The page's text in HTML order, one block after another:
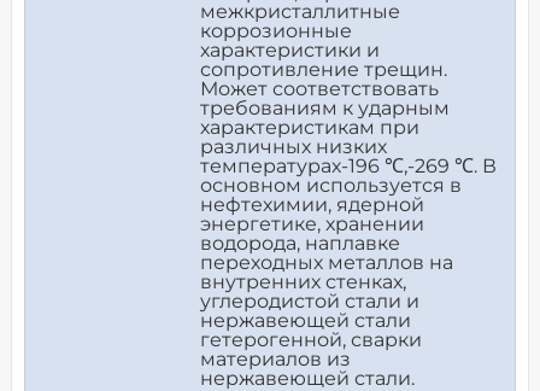
межкристаллитные
коррозионные
характеристики и
сопротивление трещин.
Может соответствовать
требованиям к ударным
характеристикам при
различных низких
температурах-196 ℃,-269 ℃. В
основном используется в
нефтехимии, ядерной
энергетике, хранении
водорода, наплавке
переходных металлов на
внутренних стенках,
углеродистой стали и
нержавеющей стали
гетерогенной, сварки
материалов из
нержавеющей стали.